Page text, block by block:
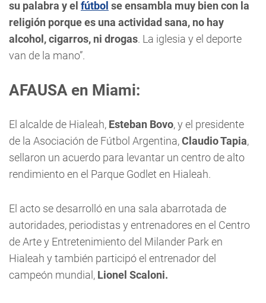
su palabra y el fútbol se ensambla muy bien con la
religión porque es una actividad sana, no hay
alcohol, cigarros, ni drogas. La iglesia y el deporte
van de la mano”.
AFAUSA en Miami:
El alcalde de Hialeah, Esteban Bovo, y el presidente
de la Asociación de Fútbol Argentina,Claudio Tapia,
sellaron un acuerdo para levantar un centro de alto
rendimiento en el Parque Godlet en Hialeah.
El acto se desarrolló en una sala abarrotada de
autoridades, periodistas y entrenadores en el Centro
de Arte y Entretenimiento del Milander Park en
Hialeah y también participó el entrenador del
campeón mundial, Lionel Scaloni.